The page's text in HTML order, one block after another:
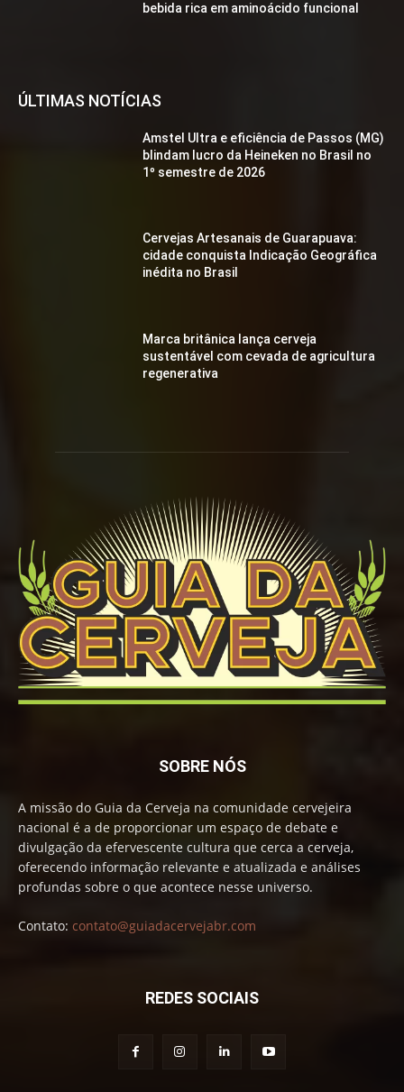
bebida rica em aminoácido funcional
ÚLTIMAS NOTÍCIAS
Amstel Ultra e eficiência de Passos (MG)
blindam lucro da Heineken no Brasil no
1º semestre de 2026
Cervejas Artesanais de Guarapuava:
cidade conquista Indicação Geográfica
inédita no Brasil
Marca britânica lança cerveja
sustentável com cevada de agricultura
regenerativa
SOBRE NÓS
A missão do Guia da Cerveja na comunidade cervejeira
nacional é a de proporcionar um espaço de debate e
divulgação da efervescente cultura que cerca a cerveja,
oferecendo informação relevante e atualizada e análises
profundas sobre o que acontece nesse universo.
Contato: contato@guiadacervejabr.com
REDES SOCIAIS